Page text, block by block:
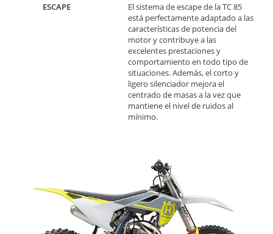
ESCAPE
El sistema de escape de la TC 85
está perfectamente adaptado a las
características de potencia del
motor y contribuye a las
excelentes prestaciones y
comportamiento en todo tipo de
situaciones. Además, el corto y
ligero silenciador mejora el
centrado de masas a la vez que
mantiene el nivel de ruidos al
mínimo.